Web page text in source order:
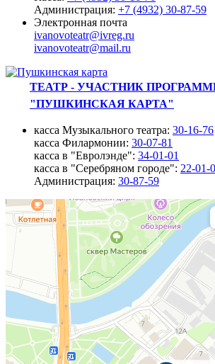
Администрация: +7 (4932) 30-87-59
Электронная почта
ivanovoteatr@ivreg.ru
ivanovoteatr@mail.ru
ТЕАТР - УЧАСТНИК
"ПУШКИНСКАЯ КАРТА"
касса Музыкального театра: 30-16-76
касса Филармонии: 30-07-81
касса в "Евролэнде": 34-01-01
касса в "Серебряном городе": 22-01-
Администрация: 30-87-59